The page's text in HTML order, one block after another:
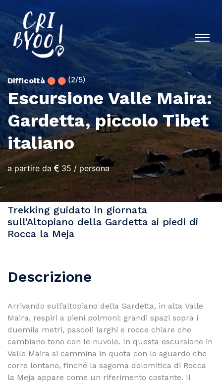
Difficoltà (2/5)
Escursione Valle Maira:
Gardetta, piccolo Tibet
italiano
a partire da 35 / persona
Trekking guidato in giornata
sull’Altopiano della Gardetta ai piedi di
Rocca la Meja
Descrizione
Arrivando sull’altopiano della Gardetta, in alta Valle
Maira, respiri a pieni polmoni: grandi spazi sopra i
duemila metri, pascoli larghi e rocce chiare che
cambiano tono con le nuvole. In questa escursione in
Valle Maira si cammina in quota con lo sguardo che
corre lontano, finché la sagoma dolomitica di Rocca
la Meja appare come un riferimento costante. Il